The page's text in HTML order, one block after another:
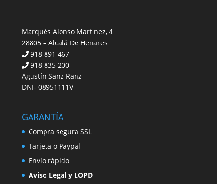
Marqués Alonso Martínez, 4
28805 – Alcalá De Henares
918 891 467
918 835 200
Agustín Sanz Ranz
DNI- 08951111V
GARANTÍA
Compra segura SSL
Tarjeta o Paypal
Envío rápido
Aviso Legal y LOPD